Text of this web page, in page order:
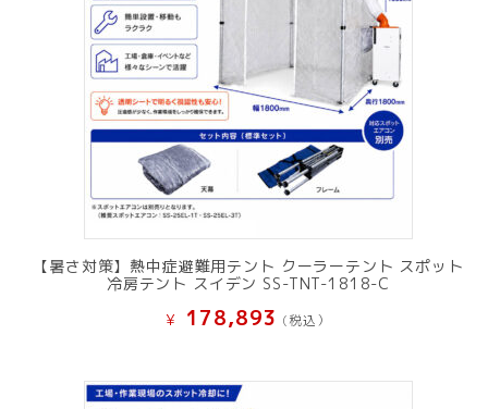
【暑さ対策】熱中症避難用テント クーラーテント スポット
冷房テント スイデン SS-TNT-1818-C
¥ 178,893 (税込）